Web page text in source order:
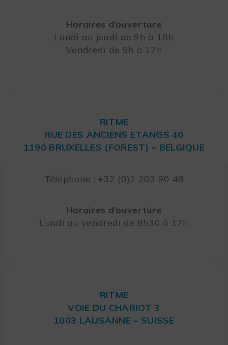
Horaires d’ouverture
Lundi au jeudi de 9h à 18h
Vendredi de 9h à 17h
RITME
RUE DES ANCIENS ETANGS 40
1190 BRUXELLES (FOREST) – BELGIQUE
Téléphone : +32 (0)2 203 90 48
Horaires d’ouverture
Lundi au vendredi de 8h30 à 17h
RITME
VOIE DU CHARIOT 3
1003 LAUSANNE – SUISSE